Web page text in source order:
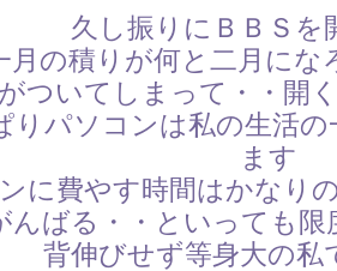
久し振りにＢＢＳを
月の積りが何と二月にな
ついてしまって・・開
りパソコンは私の生活
ます
に費やす時間はかなり
んばる・・といっても
背伸びせず等身大の私